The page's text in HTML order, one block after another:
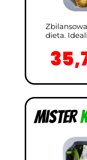
Mister
dieta.